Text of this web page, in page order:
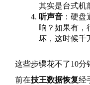
其实是台式机
听声音 ：硬
响？如果有，
坏，这时候千
这些步骤花不了10分
前在技王数据恢复经